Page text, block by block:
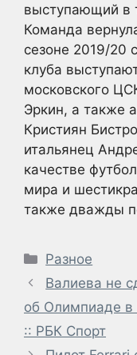
выступающий в
Команда
сезоне 2019/20
клуба
московского
Эркин, а также
Кристиян
итальянец
качестве
мира и
также дважды
Рубрики
Разное
Валиева не
об Олимпиаде в
:: РБК Спорт